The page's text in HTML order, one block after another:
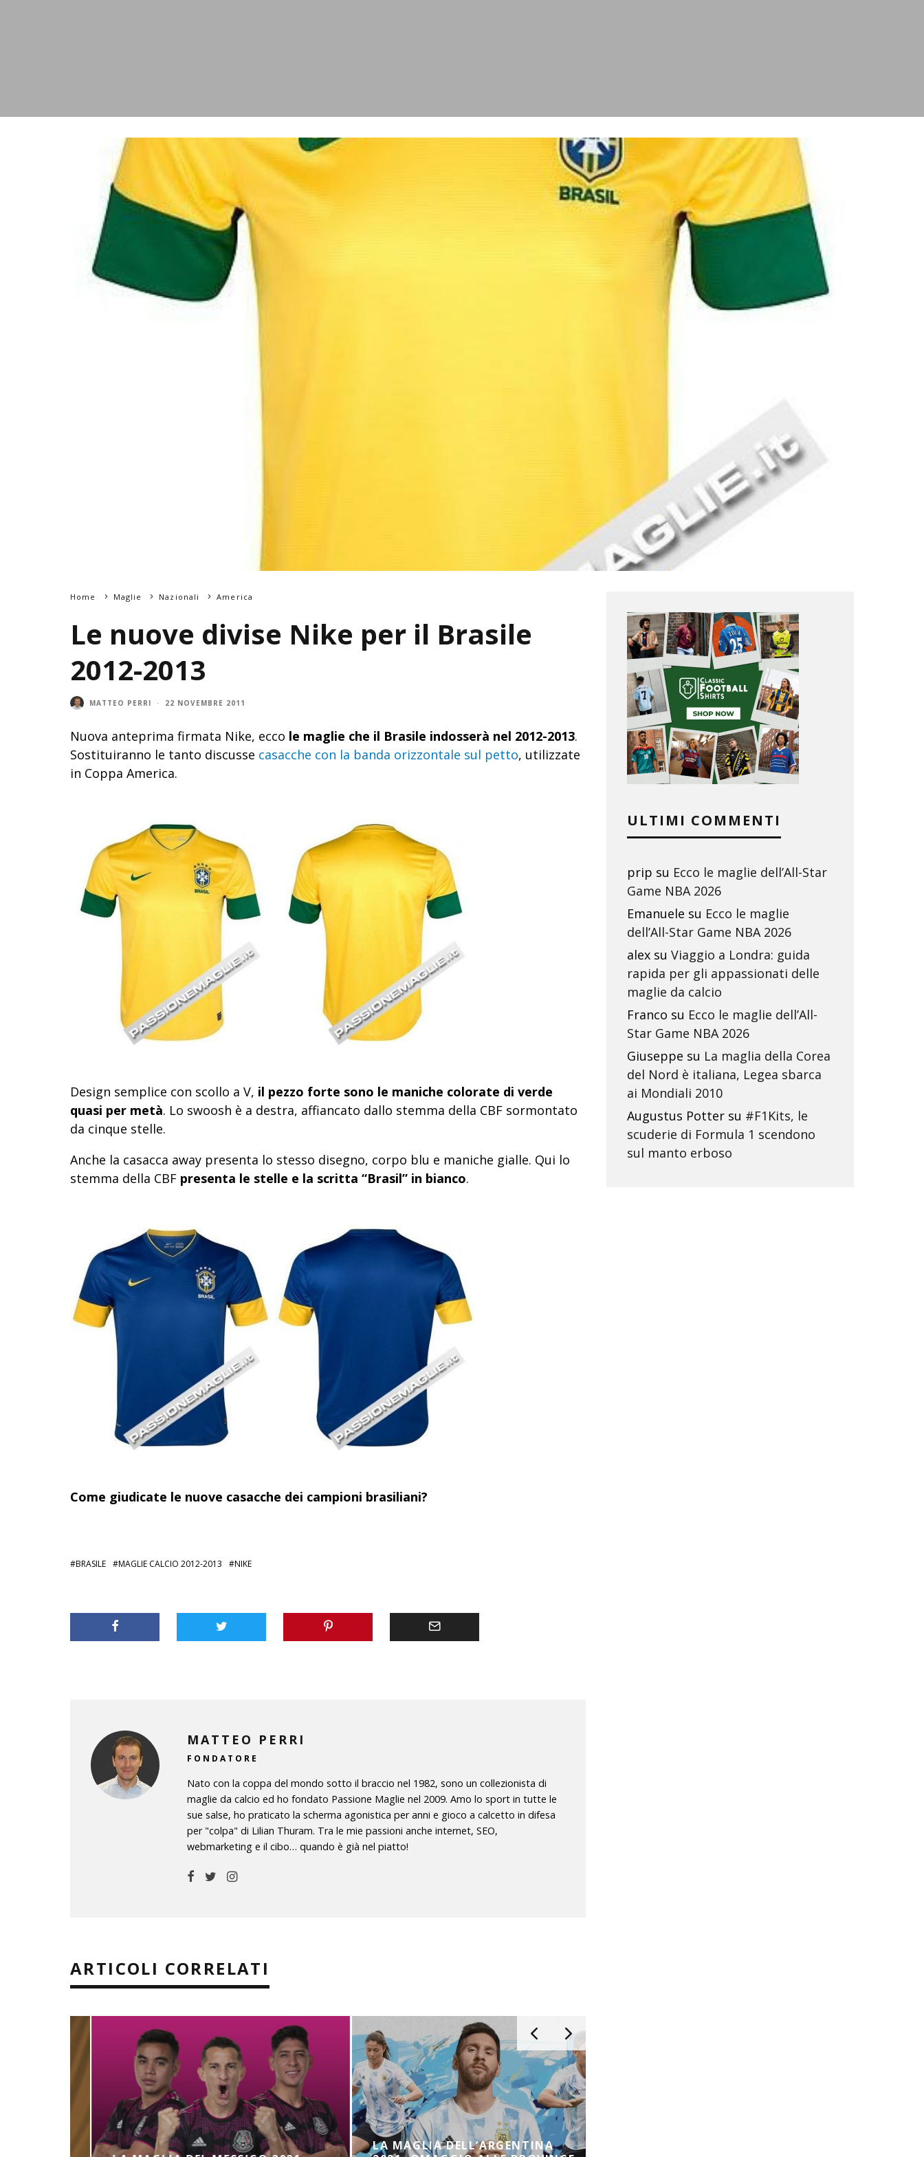
Home Maglie Nazionali America
Le nuove divise Nike per il Brasile
2012-2013
MATTEO PERRI · 22 NOVEMBRE 2011
Nuova anteprima firmata Nike, ecco le maglie che il Brasile indosserà nel 2012-2013.
Sostituiranno le tanto discusse casacche con la banda orizzontale sul petto, utilizzate
in Coppa America.
Design semplice con scollo a V, il pezzo forte sono le maniche colorate di verde
quasi per metà. Lo swoosh è a destra, affiancato dallo stemma della CBF sormontato
da cinque stelle.
Anche la casacca away presenta lo stesso disegno, corpo blu e maniche gialle. Qui lo
stemma della CBF presenta le stelle e la scritta “Brasil” in bianco.
Come giudicate le nuove casacche dei campioni brasiliani?
BRASILE MAGLIE CALCIO 2012-2013 NIKE
MATTEO PERRI
FONDATORE
Nato con la coppa del mondo sotto il braccio nel 1982, sono un collezionista di
maglie da calcio ed ho fondato Passione Maglie nel 2009. Amo lo sport in tutte le
sue salse, ho praticato la scherma agonistica per anni e gioco a calcetto in difesa
per "colpa" di Lilian Thuram. Tra le mie passioni anche internet, SEO,
webmarketing e il cibo… quando è già nel piatto!
ARTICOLI CORRELATI
LA MAGLIA DELL’ARGENTINA
ULTIMI COMMENTI
prip su Ecco le maglie dell’All-Star
Game NBA 2026
Emanuele su Ecco le maglie
dell’All-Star Game NBA 2026
alex su Viaggio a Londra: guida
rapida per gli appassionati delle
maglie da calcio
Franco su Ecco le maglie dell’All-
Star Game NBA 2026
Giuseppe su La maglia della Corea
del Nord è italiana, Legea sbarca
ai Mondiali 2010
Augustus Potter su #F1Kits, le
scuderie di Formula 1 scendono
sul manto erboso